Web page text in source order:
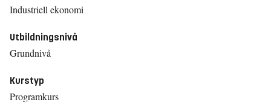
Industriell ekonomi
Utbildningsnivå
Grundnivå
Kurstyp
Programkurs